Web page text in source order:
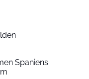
Spaniens